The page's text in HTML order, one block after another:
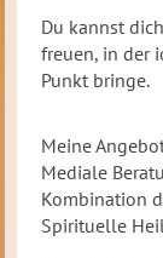
Du kannst
freuen, in der
Punkt bringe.
Meine
Mediale
Kombination
Spirituelle